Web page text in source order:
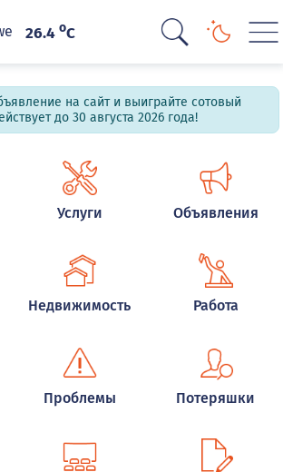
26.4oC
на сайт и выиграйте сотовый
до 30 августа 2026 года!
Услуги Объявления
Недвижимость Работа
Проблемы Потеряшки